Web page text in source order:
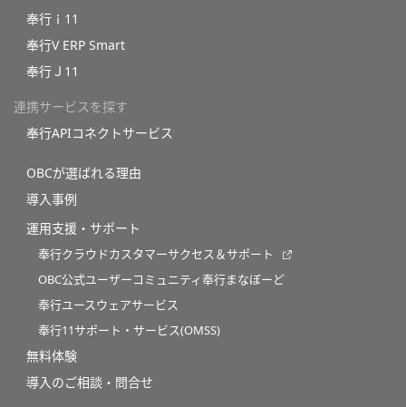
奉行ｉ11
奉行V ERP Smart
奉行Ｊ11
連携サービスを探す
奉行APIコネクトサービス
OBCが選ばれる理由
導入事例
運用支援・サポート
奉行クラウドカスタマーサクセス＆サポート
OBC公式ユーザーコミュニティ奉行まなぼーど
奉行ユースウェアサービス
奉行11サポート・サービス(OMSS)
無料体験
導入のご相談・問合せ